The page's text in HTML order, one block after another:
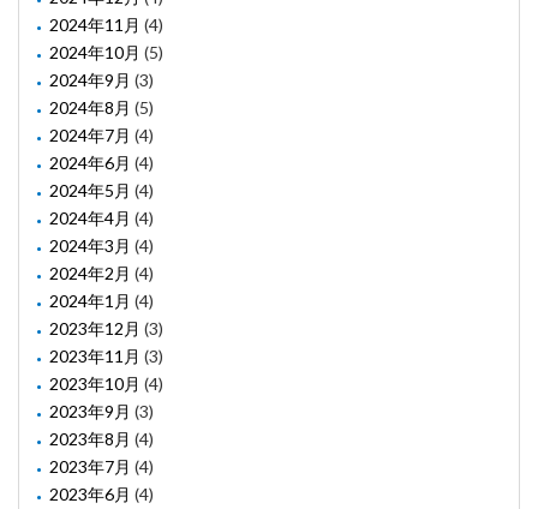
2024年11月 (4)
2024年10月 (5)
2024年9月 (3)
2024年8月 (5)
2024年7月 (4)
2024年6月 (4)
2024年5月 (4)
2024年4月 (4)
2024年3月 (4)
2024年2月 (4)
2024年1月 (4)
2023年12月 (3)
2023年11月 (3)
2023年10月 (4)
2023年9月 (3)
2023年8月 (4)
2023年7月 (4)
2023年6月 (4)